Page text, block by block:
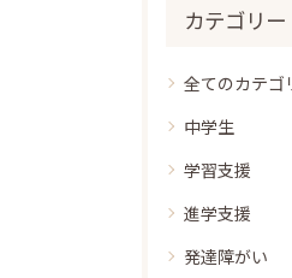
カテゴリー
全てのカテゴ
中学生
学習支援
進学支援
発達障がい